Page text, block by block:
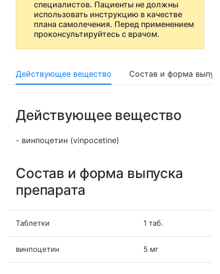
специалистов. Пациенты не должны
использовать инструкцию в качестве
плана самолечения. Перед применением
проконсультируйтесь с врачом.
Действующее вещество Состав и форма
Действующее вещество
- винпоцетин (vinpocetine)
Состав и форма выпуска
препарата
Таблетки 1 таб.
винпоцетин 5 мг